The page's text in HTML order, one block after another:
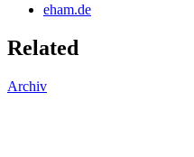
eham.de
Related
Archiv